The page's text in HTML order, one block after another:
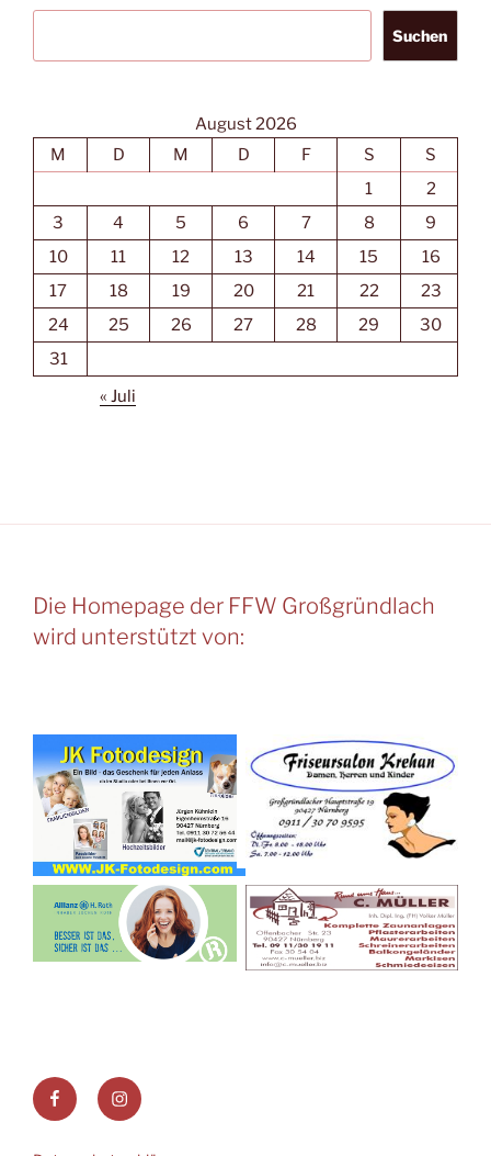
Suchen
August 2026
M
D M D F S
S
1
2
3
4 5 6 7 8
9
10
11 12 13 14 15
16
17
18 19 20 21 22
23
24
25 26 27 28 29
30
31
« Juli
Die Homepage der FFW Großgründlach
wird unterstützt von:
FacebookInstagram